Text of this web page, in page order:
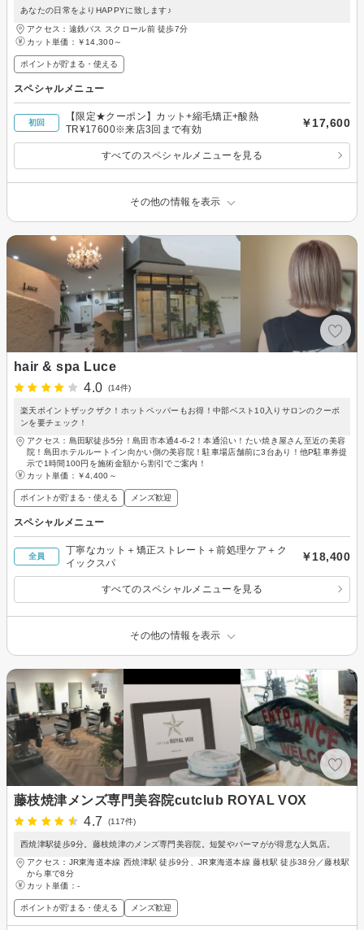
あなたの日常をよりHAPPYに致します♪
アクセス：遠鉄バス スクロール前 徒歩7分
カット単価： ￥14,300～
ポイントが貯まる・使える
スペシャルメニュー
初回
【限定★クーポン】カット+縮毛矯正+酸熱
TR¥17600※来店3回まで有効
￥17,600
すべてのスペシャルメニューを見る
その他の情報を表示
hair & spa Luce
4.0
(14件)
楽天ポイントザックザク！ホットペッパーもお得！中部ベスト10入りサロンのクーポ
ンを要チェック！
アクセス：島田駅徒歩5分！島田市本通4-6-2！本通沿い！たい焼き屋さん至近の美容
院！島田ホテルルートイン向かい側の美容院！駐車場店舗前に3台あり！他P駐車券提
示で1時間100円を施術金額から割引でご案内！
カット単価： ￥4,400～
ポイントが貯まる・使える メンズ歓迎
スペシャルメニュー
全員
丁寧なカット＋矯正ストレート＋前処理ケア＋ク
イックスパ
￥18,400
すべてのスペシャルメニューを見る
その他の情報を表示
藤枝焼津メンズ専門美容院cutclub ROYAL VOX
4.7
(117件)
西焼津駅徒歩9分。藤枝焼津のメンズ専門美容院。短髪やパーマがが得意な人気店。
アクセス：JR東海道本線 西焼津駅 徒歩9分、JR東海道本線 藤枝駅 徒歩38分／藤枝駅
から車で8分
カット単価： -
ポイントが貯まる・使える メンズ歓迎